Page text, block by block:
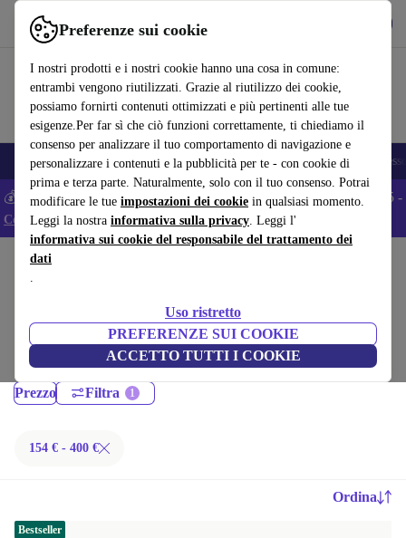
Preferenze sui cookie
I nostri prodotti e i nostri cookie hanno una cosa in comune:
entrambi vengono riutilizzati. Grazie al riutilizzo dei cookie,
possiamo fornirti contenuti ottimizzati e più pertinenti alle tue
esigenze.Per far sì che ciò funzioni correttamente, ti chiediamo il
consenso per analizzare il tuo comportamento di navigazione e
personalizzare i contenuti e la pubblicità per te - con cookie di
prima e terza parte. Naturalmente, solo con il tuo consenso. Potrai
modificare le tue impostazioni dei cookie in qualsiasi momento.
Leggi la nostra informativa sulla privacy. Leggi l'
informativa sui cookie del responsabile del trattamento dei
dati
.
Uso ristretto
PREFERENZE SUI COOKIE
ACCETTO TUTTI I COOKIE
Usa refurbed in modo rapido e semplice
🎒 Back to school Smartphone Portatili Tablet Smartwatch
💰 Extra -5% su tutti gli smartphone Android - Codice: ANDROID5 -
Condizioni
Home
Portatili Dell ricondizionati certificati sotto 400 – risparmia fino al 40%.
Resi entro 30 giorni e garanzia di 12 mesi. Acquista in modo sostenibile
oggi!
Prezzo Filtra
154 € - 400 €
Ordina
Bestseller